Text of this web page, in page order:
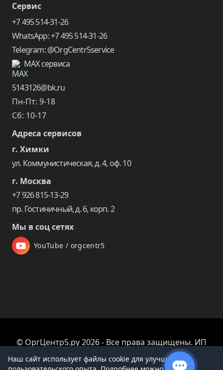
Сервис
+7 495 514-31-26
WhatsApp: +7 495 514-31-26
Telegram: @OrgCentr5service
MAX сервиса
5143126@bk.ru
Пн-Пт: 9-18
Сб: 10-17
Адреса сервисов
г. Химки
ул. Коммунистическая, д. 4, оф. 10
г. Москва
+7 926 815-13-29
пр. Гостиничный, д. 6, корп. 2
Мы в соц сетях
YouTube / orgcentr5
© ОргЦентр5.ру 2026 - Все права защищены. ИП
Царева Екатерина Владимировна
Наш сайт использует файлы cookie для улучшения